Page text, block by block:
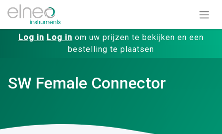
Log in Log in om uw prijzen te bekijken en een
bestelling te plaatsen
SW Female Connector